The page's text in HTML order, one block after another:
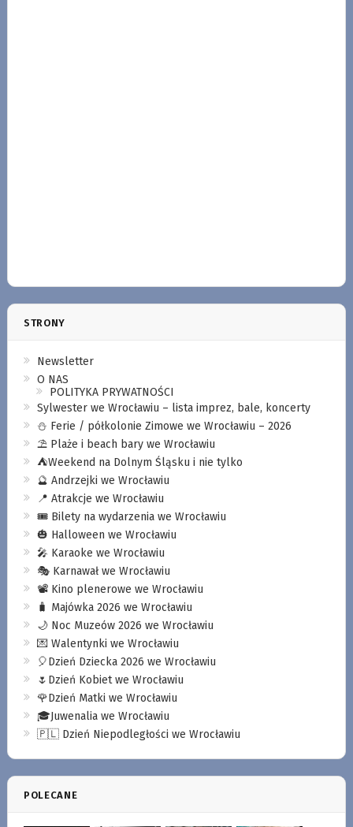
STRONY
Newsletter
O NAS
POLITYKA PRYWATNOŚCI
Sylwester we Wrocławiu – lista imprez, bale, koncerty
⛄️ Ferie / półkolonie Zimowe we Wrocławiu – 2026
⛱️ Plaże i beach bary we Wrocławiu
⛺️Weekend na Dolnym Śląsku i nie tylko
🔮 Andrzejki we Wrocławiu
📍 Atrakcje we Wrocławiu
🎟️ Bilety na wydarzenia we Wrocławiu
🎃 Halloween we Wrocławiu
🎤 Karaoke we Wrocławiu
🎭 Karnawał we Wrocławiu
📽️ Kino plenerowe we Wrocławiu
🧳 Majówka 2026 we Wrocławiu
🌙 Noc Muzeów 2026 we Wrocławiu
💌 Walentynki we Wrocławiu
🎈Dzień Dziecka 2026 we Wrocławiu
🌷Dzień Kobiet we Wrocławiu
🌹Dzień Matki we Wrocławiu
🎓Juwenalia we Wrocławiu
🇵🇱 Dzień Niepodległości we Wrocławiu
POLECANE